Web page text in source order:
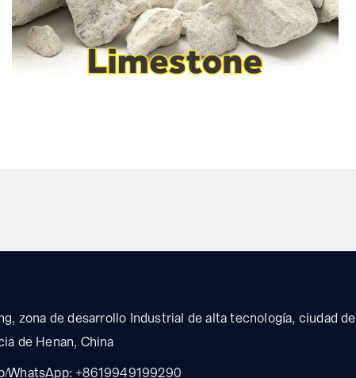
zona de desarrollo Industrial de alta tecnología, ciudad de
de Henan, China
WhatsApp: +8619949199290